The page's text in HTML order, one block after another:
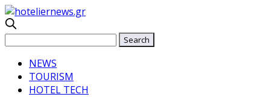
NEWS
TOURISM
HOTEL TECH